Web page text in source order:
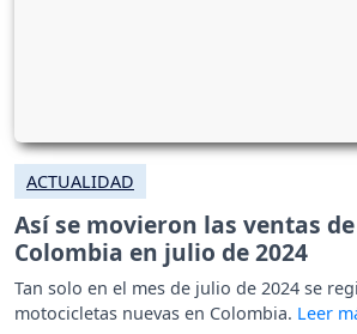
ACTUALIDAD
Así se movieron las ventas
Colombia en julio de 2024
Tan solo en el mes de julio de 2024 se
motocicletas nuevas en Colombia.